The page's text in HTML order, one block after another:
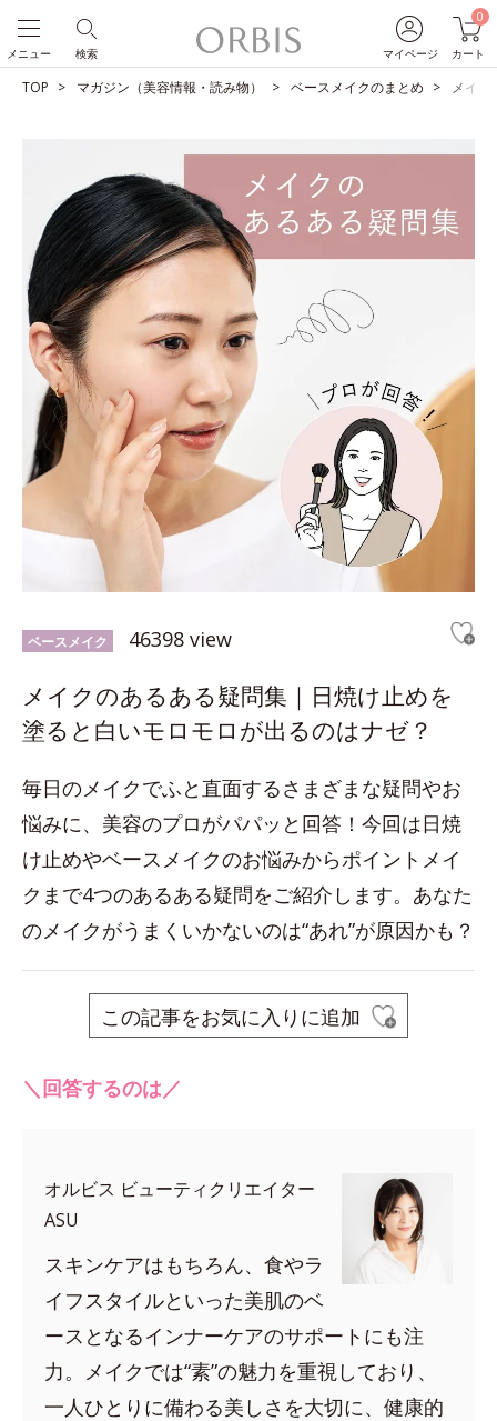
マイページ
0
カート
検索
メニュー
TOP マガジン（美容情報・読み物） ベースメイクのまとめ メイ
ベースメイク 46398 view
メイクのあるある疑問集｜日焼け止めを
塗ると白いモロモロが出るのはナゼ？
毎日のメイクでふと直面するさまざまな疑問やお
悩みに、美容のプロがパパッと回答！今回は日焼
け止めやベースメイクのお悩みからポイントメイ
クまで4つのあるある疑問をご紹介します。あなた
のメイクがうまくいかないのは“あれ”が原因かも？
この記事をお気に入りに追加
＼回答するのは／
オルビス ビューティクリエイター
ASU
スキンケアはもちろん、食やラ
イフスタイルといった美肌のベ
ースとなるインナーケアのサポートにも注
力。メイクでは“素”の魅力を重視しており、
一人ひとりに備わる美しさを大切に、健康的